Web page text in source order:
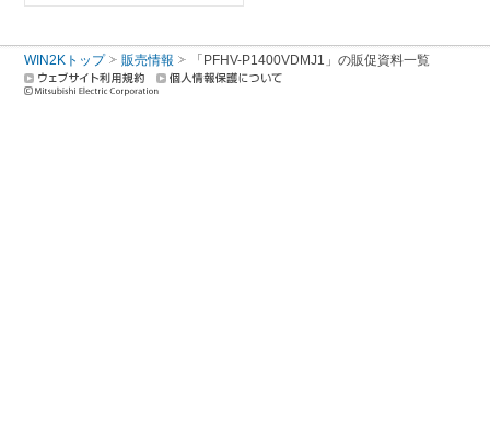
WIN2Kトップ 販売情報 「PFHV-P1400VDMJ1」の販促資料一覧